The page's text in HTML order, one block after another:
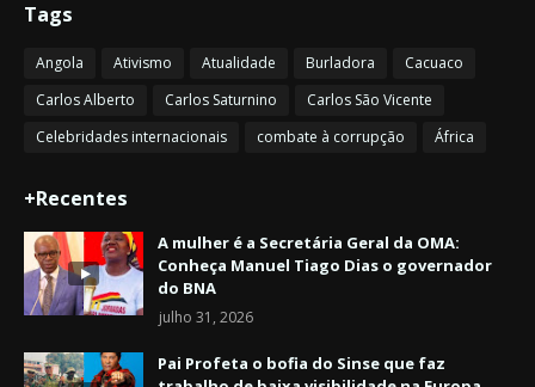
Tags
Angola Ativismo Atualidade Burladora
Cacuaco
Carlos Alberto
Carlos Saturnino
Carlos São Vicente
Celebridades internacionais
combate à corrupção África
+Recentes
A mulher é a Secretária Geral da OMA:
Conheça Manuel Tiago Dias o governador
do BNA
julho 31, 2026
Pai Profeta o bofia do Sinse que faz